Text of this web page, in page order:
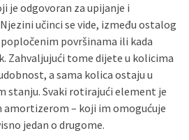
je odgovoran za upijanje i
učinci se vide, između ostalog
površinama ili kada
Zahvaljujući tome dijete u kolicima
a sama kolica ostaju u
stanju. Svaki rotirajući element je
– koji im omogućuje
jedan o drugome.